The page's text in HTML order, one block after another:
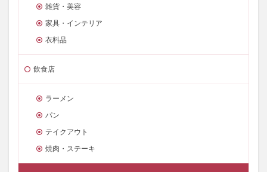
雑貨・美容
家具・インテリア
衣料品
飲食店
ラーメン
パン
テイクアウト
焼肉・ステーキ